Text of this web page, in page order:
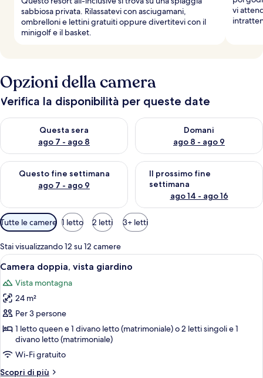
sabbiosa privata. Rilassatevi con asciugamani,
ombrelloni e lettini gratuiti oppure divertitevi con il
minigolf e il basket.
vi
Opzioni della camera
Verifica la disponibilità per queste date
Questa sera
ago 7 - ago 8
Verifica la disponibilità per questa sera, ago 7 - ago 8
Domani
ago 8 - ago 9
Verifica la disponibilità per
Questo fine settimana
ago 7 - ago 9
Verifica la disponibilità per questo fine settimana, ago 7 - ago
Il prossimo fine
settimana
ago 14 - ago 16
Verifica la disponibilità per il
Filtri
disponibili
per
le
camere
Tutte le camere 1 letto 2 letti 3+ letti
Stai visualizzando 12 su 12 camere
Apri
tutte
le
foto
per
Camera
doppia,
vista
giardino
Camera doppia, vista giardino | Una
4
Camera doppia, vista giardino
Vista montagna
24 m²
Per 3 persone
1 letto queen e 1 divano letto (matrimoniale) o 2 letti singoli e 1
divano letto (matrimoniale)
Wi-Fi gratuito
Scopri di più
Altri